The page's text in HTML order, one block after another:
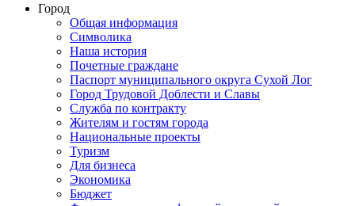
Город
Общая информация
Символика
Наша история
Почетные граждане
Паспорт муниципального округа Сухой Лог
Город Трудовой Доблести и Славы
Служба по контракту
Жителям и гостям города
Национальные проекты
Туризм
Для бизнеса
Экономика
Бюджет